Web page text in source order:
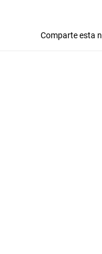
Comparte esta